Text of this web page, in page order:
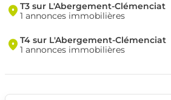
T3 sur L'Abergement-Clémenciat
1 annonces immobilières
T4 sur L'Abergement-Clémenciat
1 annonces immobilières